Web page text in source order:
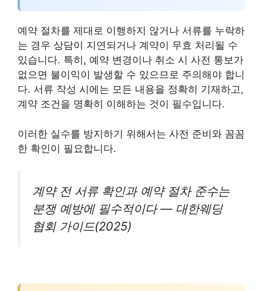
예약 절차를 제대로 이행하지 않거나 서류를 누락하
는 경우 상담이 지연되거나 계약이 무효 처리될 수
있습니다. 특히, 예약 변경이나 취소 시 사전 통보가
없으면 불이익이 발생할 수 있으므로 주의해야 합니
다. 서류 작성 시에는 모든 내용을 정확히 기재하고,
계약 조건을 명확히 이해하는 것이 필수입니다.
이러한 실수를 방지하기 위해서는 사전 준비와 꼼꼼
한 확인이 필요합니다.
계약 전 서류 확인과 예약 절차 준수는
분쟁 예방에 필수적이다 — 대한웨딩
협회 가이드(2025)